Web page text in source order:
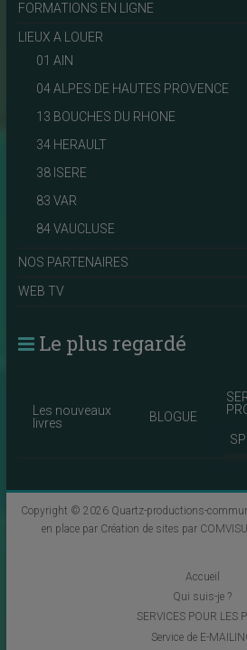
FORMATIONS EN LIGNE
LIEUX A LOUER
01 AIN
04 ALPES DE HAUTES PROVENCE
13 BOUCHES DU RHONE
34 HERAULT
38 ISERE
83 VAR
84 VAUCLUSE
NOS PARTENAIRES
WEB TV
Le plus regardé
Les nouveaux
livres
BLOGUE
Copyright © 2026 Quartz-productions-
en place par Création de sites par
Accueil
Qui suis-je ?
SERVICES POUR LES
Service de E-